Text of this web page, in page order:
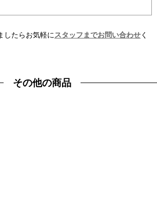
したらお気軽に スタッフまでお問い合わせく
その他の商品